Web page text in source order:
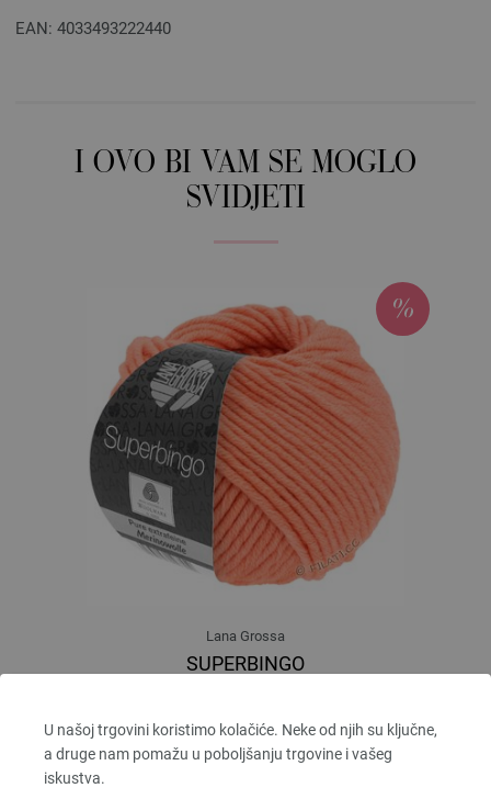
U našoj trgovini koristimo kolačiće. Neke od njih su ključne,
a druge nam pomažu u poboljšanju trgovine i vašeg
iskustva.
EAN: 4033493222440
I OVO BI VAM SE MOGLO
SVIDJETI
Lana Grossa
SUPERBINGO
Većina igle: 6 - 7
2,48 €RRP:5,00 €